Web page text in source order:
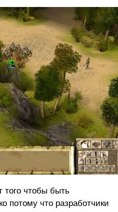
того чтобы быть
потому что разработчики